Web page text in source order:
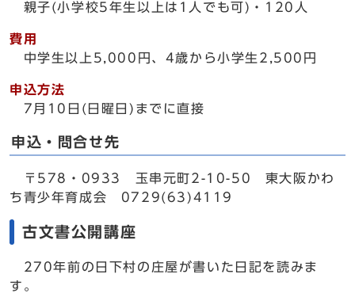
親子(小学校5年生以上は1人でも可)・120人
費用
中学生以上5,000円、4歳から小学生2,500円
申込方法
7月10日(日曜日)までに直接
申込・問合せ先
〒578・0933 玉串元町2-10-50 東大阪かわ
ち青少年育成会 0729(63)4119
古文書公開講座
270年前の日下村の庄屋が書いた日記を読みま
す。